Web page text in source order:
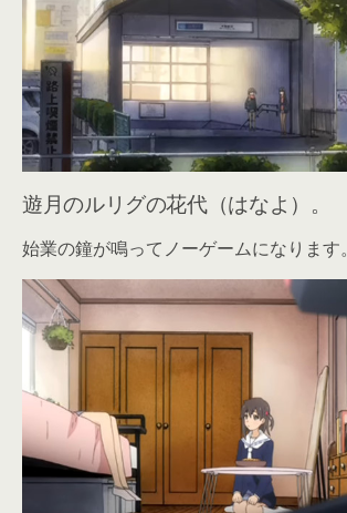
遊月のルリグの花代（はなよ）。
始業の鐘が鳴ってノーゲームになります。